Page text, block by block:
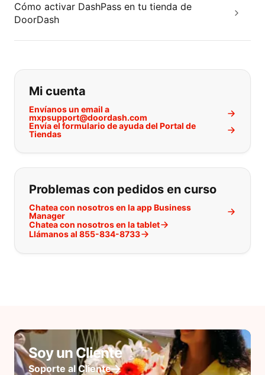
Cómo activar DashPass en tu tienda de
DoorDash
Si no puede encontrar lo que está
Mi cuenta
Envíanos un email a
mxpsupport@doordash.com
Envía el formulario de ayuda del Portal de
Tiendas
Problemas con pedidos en curso
Chatea con nosotros en la app Business
Manager
Chatea con nosotros en la tablet
Llámanos al 855-834-8733
Soy un Cliente
Soporte al Cliente